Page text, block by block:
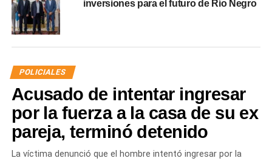
inversiones para el futuro de Río Negro
POLICIALES
Acusado de intentar ingresar
por la fuerza a la casa de su ex
pareja, terminó detenido
La víctima denunció que el hombre intentó ingresar por la